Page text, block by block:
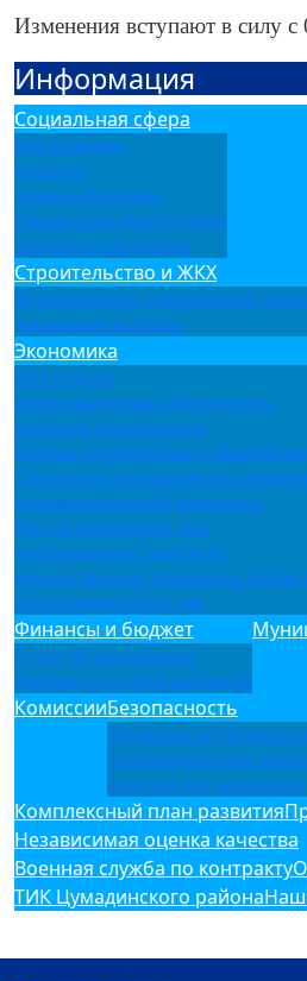
Изменения вступают в силу
Информация
Социальная сфера
Образование
Культура
Здравоохранение
Социальное обеспечение
Занятость населения
Строительство и ЖКХ
Формирование современной
Жилищные вопросы
Экономика
НПА Отдела
Инвестиционная деятельность
Развитие конкуренции
Оценка регулирующего
Социально-экономическое
Антимонопольный комплаенс
Реестр физических лиц
Неформальная занятость
имущественная поддержка
предпринимательства
Финансы и бюджет
Отчет об исполнении
Документы отдела финансов
КомиссииБезопасность
Телефоны экстренных
Противодействие
Памятки для населения
Комплексный план развития
Независимая оценка качества
Военная служба по контракту
ТИК Цумадинского района